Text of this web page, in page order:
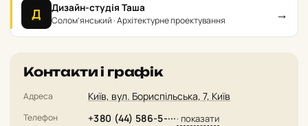
Д Дизайн-студія Таша
Солом’янський · Архітектурне проектування →
Контакти і графік
Адреса Київ, вул. Бориспільська, 7, Київ
Телефон +380 (44) 586-5-···· показати